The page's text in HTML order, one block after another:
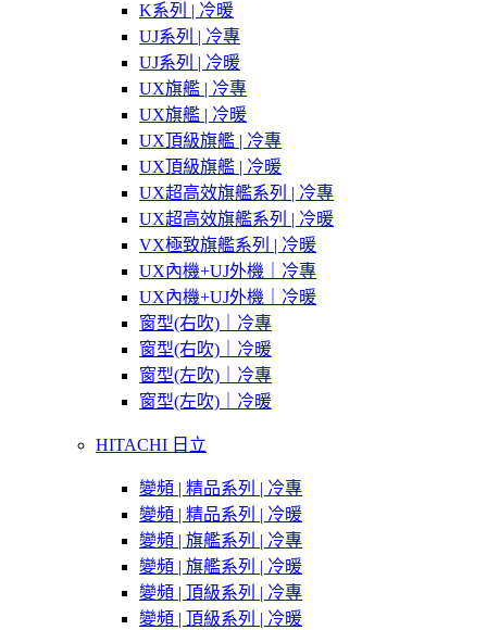
K系列 | 冷暖
UJ系列 | 冷專
UJ系列 | 冷暖
UX旗艦 | 冷專
UX旗艦 | 冷暖
UX頂級旗艦 | 冷專
UX頂級旗艦 | 冷暖
UX超高效旗艦系列 | 冷專
UX超高效旗艦系列 | 冷暖
VX極致旗艦系列 | 冷暖
UX內機+UJ外機｜冷專
UX內機+UJ外機｜冷暖
窗型(右吹)｜冷專
窗型(右吹)｜冷暖
窗型(左吹)｜冷專
窗型(左吹)｜冷暖
HITACHI 日立
變頻 | 精品系列 | 冷專
變頻 | 精品系列 | 冷暖
變頻 | 旗艦系列 | 冷專
變頻 | 旗艦系列 | 冷暖
變頻 | 頂級系列 | 冷專
變頻 | 頂級系列 | 冷暖